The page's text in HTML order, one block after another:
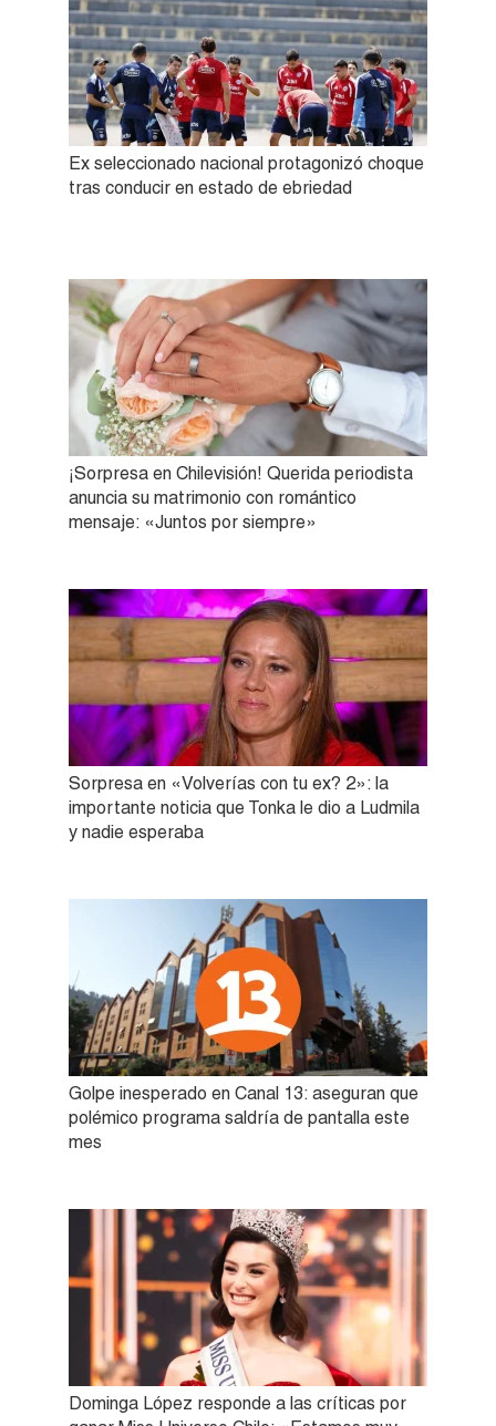
Ex seleccionado nacional protagonizó choque
tras conducir en estado de ebriedad
¡Sorpresa en Chilevisión! Querida periodista
anuncia su matrimonio con romántico
mensaje: «Juntos por siempre»
Sorpresa en «Volverías con tu ex? 2»: la
importante noticia que Tonka le dio a Ludmila
y nadie esperaba
Golpe inesperado en Canal 13: aseguran que
polémico programa saldría de pantalla este
mes
Dominga López responde a las críticas por